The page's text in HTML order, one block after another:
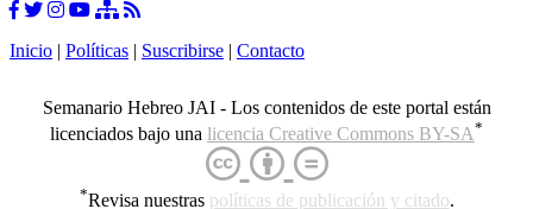
Inicio | Políticas | Suscribirse | Contacto
Semanario Hebreo JAI - Los contenidos de este portal están
licenciados bajo una licencia Creative Commons BY-SA*
*Revisa nuestras políticas de publicación y citado.